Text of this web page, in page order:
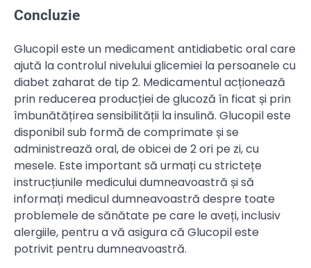
Concluzie
Glucopil este un medicament antidiabetic oral care
ajută la controlul nivelului glicemiei la persoanele cu
diabet zaharat de tip 2. Medicamentul acționează
prin reducerea producției de glucoză în ficat și prin
îmbunătățirea sensibilității la insulină. Glucopil este
disponibil sub formă de comprimate și se
administrează oral, de obicei de 2 ori pe zi, cu
mesele. Este important să urmați cu strictețe
instrucțiunile medicului dumneavoastră și să
informați medicul dumneavoastră despre toate
problemele de sănătate pe care le aveți, inclusiv
alergiile, pentru a vă asigura că Glucopil este
potrivit pentru dumneavoastră.